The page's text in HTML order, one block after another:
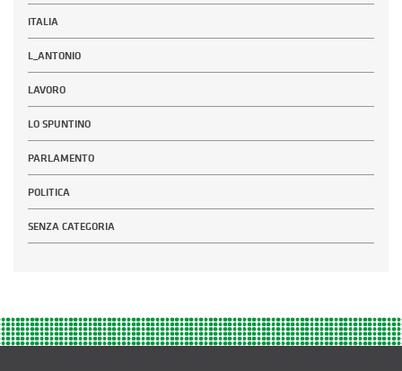
ITALIA
L_ANTONIO
LAVORO
LO SPUNTINO
PARLAMENTO
POLITICA
SENZA CATEGORIA